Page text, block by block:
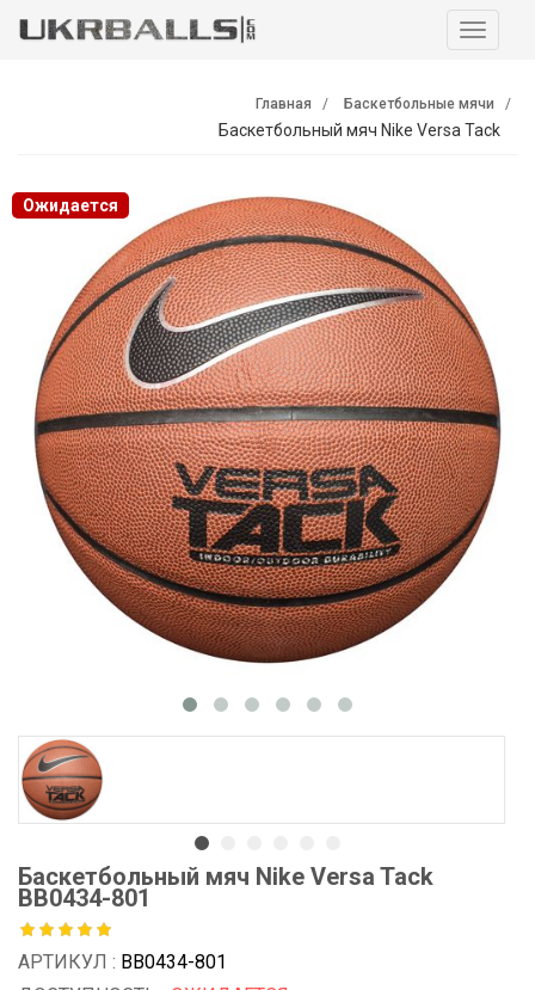
Главная Баскетбольные мячи
Баскетбольный мяч Nike Versa Tack
Ожидается
Баскетбольный мяч Nike Versa Tack
BB0434-801
АРТИКУЛ : BB0434-801